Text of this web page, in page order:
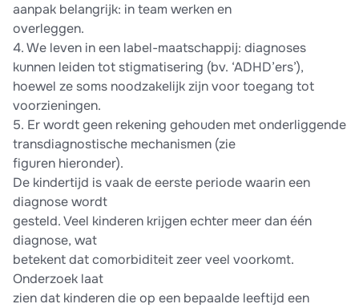
aanpak belangrijk: in team werken en
overleggen.
4. We leven in een label-maatschappij: diagnoses
kunnen leiden tot stigmatisering (bv. ‘ADHD’ers’),
hoewel ze soms noodzakelijk zijn voor toegang tot
voorzieningen.
5. Er wordt geen rekening gehouden met onderliggende
transdiagnostische mechanismen (zie
figuren hieronder).
De kindertijd is vaak de eerste periode waarin een
diagnose wordt
gesteld. Veel kinderen krijgen echter meer dan één
diagnose, wat
betekent dat comorbiditeit zeer veel voorkomt.
Onderzoek laat
zien dat kinderen die op een bepaalde leeftijd een